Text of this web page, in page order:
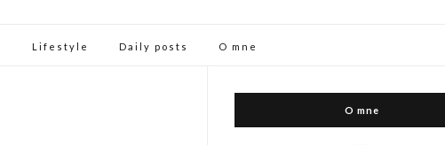
Lifestyle Daily posts O mne
O mne